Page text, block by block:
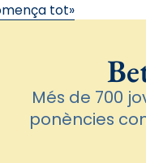
tot»
Més de 700
ponències